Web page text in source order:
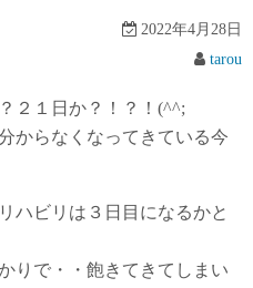
2022年4月28日
tarou
２１日か？！？！(^^;
からなくなってきている今
ハビリは３日目になるかと
りで・・飽きてきてしまい